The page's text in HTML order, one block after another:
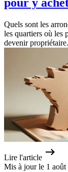
pour y
Quels sont les
les quartiers où les
devenir propriétaire.
Lire l'article
Mis à jour le 1 août